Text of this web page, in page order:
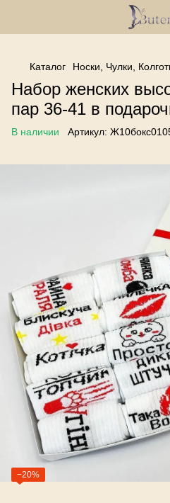
------------------------------------------------
Каталог Носки, Чулки,
Набор женских
пар 36-41 в
В наличии Артикул:
−20%